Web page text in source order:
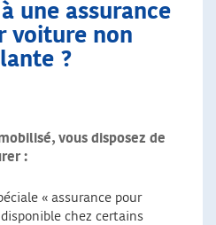
une assurance
voiture non
?
vous disposez de
:
« assurance pour
chez certains